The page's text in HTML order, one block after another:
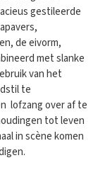
gestileerde
de eivorm,
met slanke
van het
te
lofzang over af te
tot leven
in scène komen